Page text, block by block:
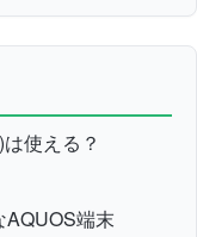
使える？
AQUOS端末